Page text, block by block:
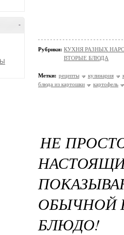
-
Рубрики: КУХНЯ РАЗНЫХ
ВТОРЫЕ БЛЮДА
Метки: рецепты кулинария
блюда из картошки
картофель
НЕ
ОБЫЧНОЙ
БЛЮДО!